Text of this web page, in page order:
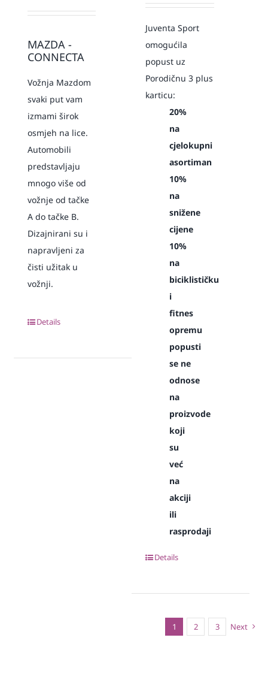
MAZDA -
CONNECTA
Vožnja Mazdom
svaki put vam
izmami širok
osmjeh na lice.
Automobili
predstavljaju
mnogo više od
vožnje od tačke
A do tačke B.
Dizajnirani su i
napravljeni za
čisti užitak u
vožnji.
Details
Juventa Sport
omogućila
popust uz
Porodičnu 3 plus
karticu:
20%
na
cjelokupni
asortiman
10%
na
snižene
cijene
10%
na
biciklističku
i
fitnes
opremu
popusti
se ne
odnose
na
proizvode
koji
su
već
na
akciji
ili
rasprodaji
Details
1 2 3 Next